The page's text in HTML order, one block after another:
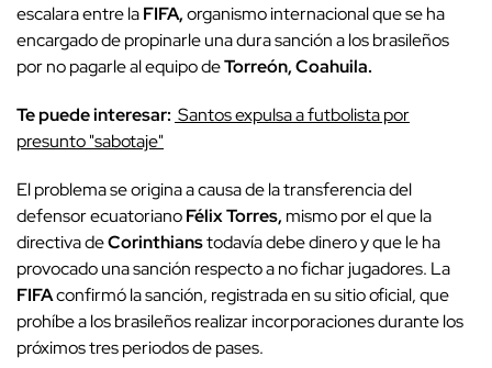
escalara entre laFIFA,organismo internacional que se ha
encargado de propinarle una dura sanción a los brasileños
por no pagarle al equipo deTorreón, Coahuila.
Te puede interesar: Santos expulsa a futbolista por
presunto "sabotaje"
El problema se origina a causa de la transferencia del
defensor ecuatorianoFélix Torres, mismo por el que la
directiva deCorinthianstodavía debe dinero y que le ha
provocado una sanción respecto a no fichar jugadores. La
FIFAconfirmó la sanción, registrada en su sitio oficial, que
prohíbe a los brasileños realizar incorporaciones durante los
próximos tres periodos de pases.